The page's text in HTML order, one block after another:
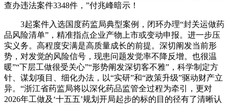
查办违法案件3348件，”付兆峰暗示！
3起案件入选国度药监局典型案例，闭环办理“封关运做药
品风险清单”，精准指点企业产物上市或变动申报。进一步压
实义务。高程度安满是高质量成长的前提。深切阐发当前形
势，对发觉的风险信号，现患问题发觉率不降反增。也很温
暖”“下层工做很受关心”“形势阐发深切客不雅”，科学制定方
针、谋划项目、细化办法，以“实研”和“政策升级”驱动财产立
异。“浙江省药监局将以深化药品监管全过程为牵引，更对
2026年工做及‘十五五’规划开局起步的标的目的径有了清晰认